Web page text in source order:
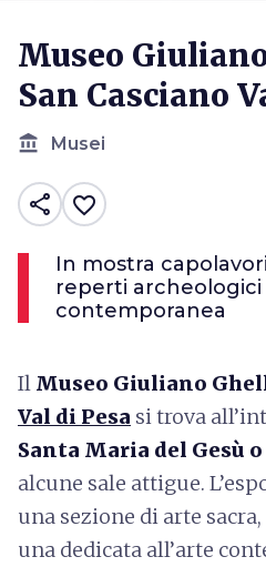
Museo
San Casciano
account_balance Musei
share favorite_border
In mostra
reperti archeologici
contemporanea
Il Museo Giuliano
Val di Pesa si trova
Santa Maria del Gesù
alcune sale attigue.
una sezione di arte
una dedicata all’arte